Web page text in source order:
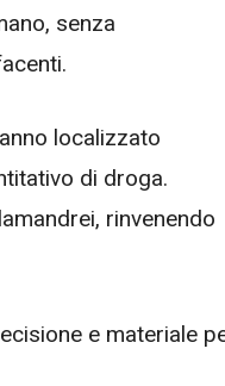
senza
localizzato
di droga.
rinvenendo
e materiale